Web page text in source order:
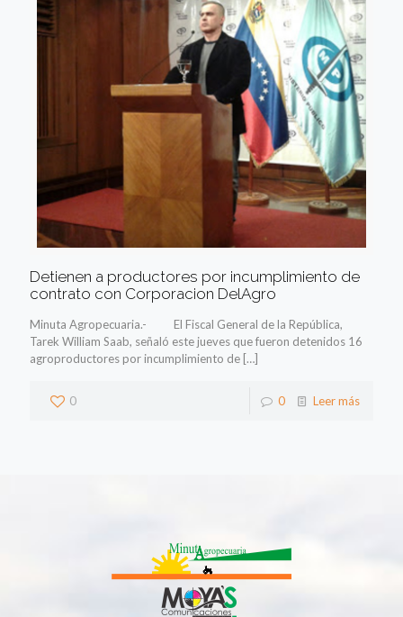
Detienen a productores por incumplimiento de
contrato con Corporacion DelAgro
Minuta Agropecuaria.- El Fiscal General de la República,
Tarek William Saab, señaló este jueves que fueron detenidos 16
agroproductores por incumplimiento de […]
0 0 Leer más